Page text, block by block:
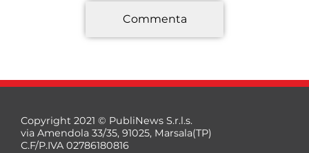
*
Commenta
Copyright 2021 © PubliNews S.r.l.s.
via Amendola 33/35, 91025, Marsala(TP)
C.F/P.IVA 02786180816